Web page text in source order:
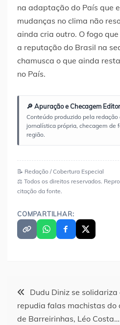
na adaptação do País que
mudanças no clima não
ainda cria outro. O fogo
a reputação do Brasil na
chamusca o que ainda
no País.
🔎 Apuração e Checagem
Conteúdo produzido pela
jornalística própria, checagem de
região.
📝 Redação / Cobertura Especial
⚖️ Todos os direitos reservados.
citação da fonte.
COMPARTILHAR:
Navegação
de
Dudu Diniz se
repudia falas machistas
de Barreirinhas, Léo Costa…